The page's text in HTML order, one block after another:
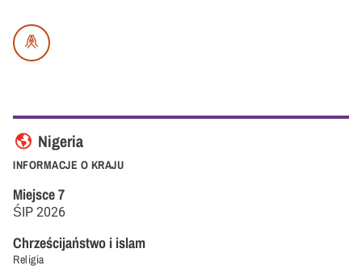
INFORMACJE O KRAJU
Nigeria
Miejsce7
ŚIP 2026
Religia
Chrześcijaństwo i islam